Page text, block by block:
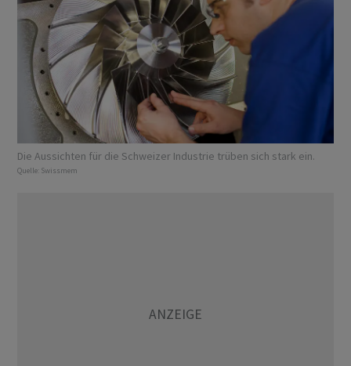
Die Aussichten für die Schweizer Industrie trüben sich stark ein.
Quelle: Swissmem